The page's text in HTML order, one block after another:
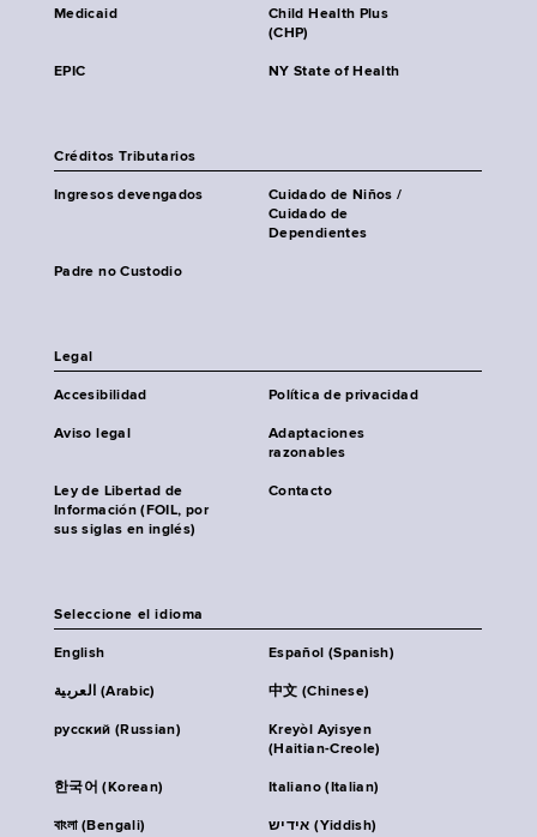
Medicaid
Child Health Plus
(CHP)
EPIC NY State of Health
Créditos Tributarios
Ingresos devengados
Cuidado de Niños /
Cuidado de
Dependientes
Padre no Custodio
Legal
Accesibilidad Política de privacidad
Aviso legal
Adaptaciones
razonables
Ley de Libertad de
Información (FOIL, por
sus siglas en inglés)
Contacto
Seleccione el idioma
English Español (Spanish)
العربية (Arabic) 中文 (Chinese)
русский (Russian)
Kreyòl Ayisyen
(Haitian-Creole)
한국어 (Korean) Italiano (Italian)
বাংলা (Bengali) אידיש (Yiddish)